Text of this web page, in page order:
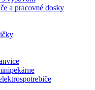
a pracovné dosky